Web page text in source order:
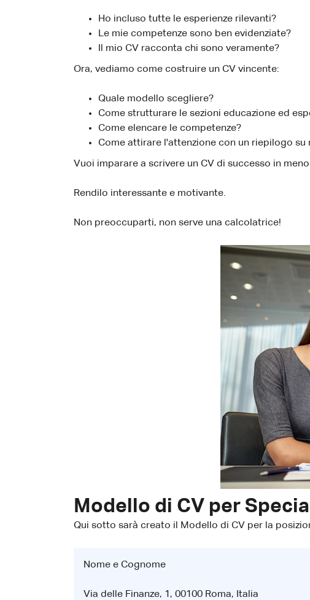
Ho incluso tutte le esperienze rilevanti?
Le mie competenze sono ben evidenziate?
Il mio CV racconta chi sono veramente?
Ora, vediamo come costruire un CV vincente:
Quale modello scegliere?
Come strutturare le sezioni educazione ed
Come elencare le competenze?
Come attirare l'attenzione con un riepilogo su
Vuoi imparare a scrivere un CV di successo in
Rendilo interessante e motivante.
Non preoccuparti, non serve una calcolatrice!
Modello di CV per
Qui sotto sarà creato il Modello di CV per la
Nome e Cognome
Via delle Finanze, 1, 00100 Roma, Italia